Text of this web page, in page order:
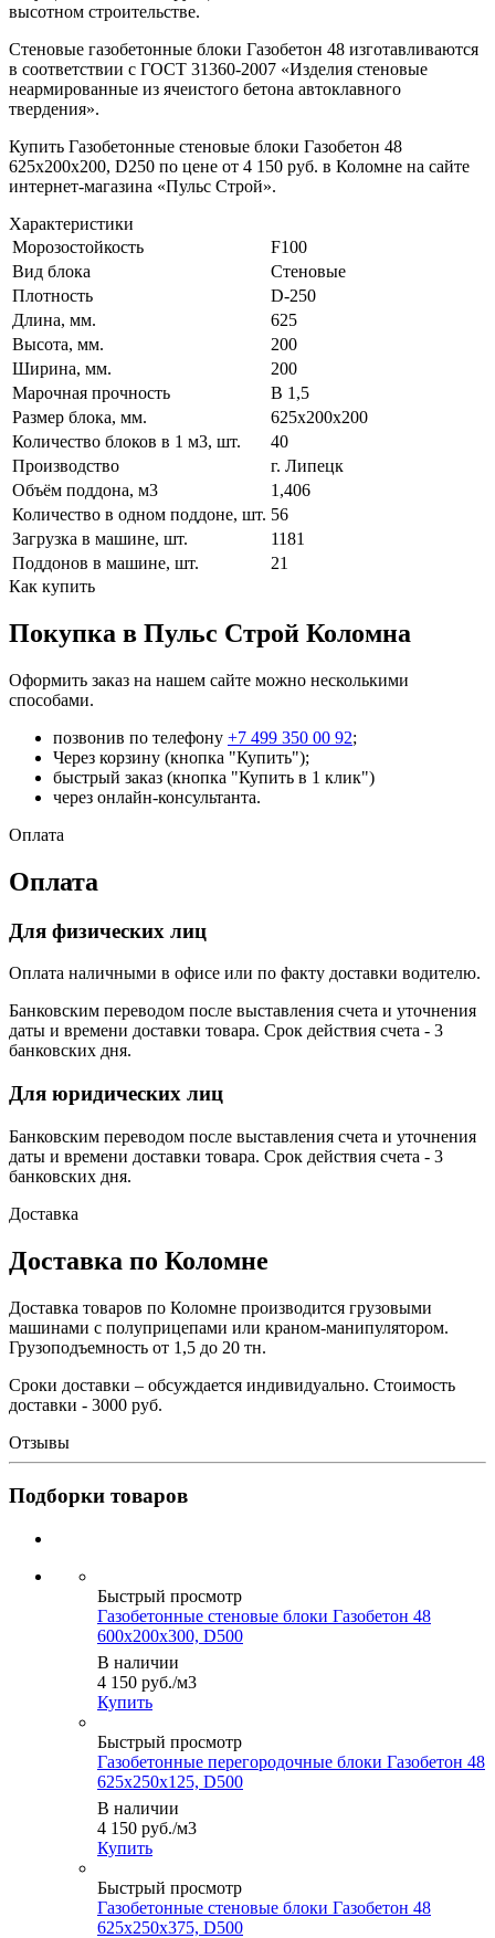
высотном строительстве.
Стеновые газобетонные блоки Газобетон 48 изготавливаются
в соответствии с ГОСТ 31360-2007 «Изделия стеновые
неармированные из ячеистого бетона автоклавного
твердения».
Купить Газобетонные стеновые блоки Газобетон 48
625x200x200, D250 по цене от 4 150 руб. в Коломне на сайте
интернет-магазина «Пульс Строй».
Характеристики
Морозостойкость
F100
Вид блока
Стеновые
Плотность
D-250
Длина, мм.
625
Высота, мм.
200
Ширина, мм.
200
Марочная прочность
В 1,5
Размер блока, мм.
625x200x200
Количество блоков в 1 м3, шт.
40
Производство
г. Липецк
Объём поддона, м3
1,406
Количество в одном поддоне, шт. 56
Загрузка в машине, шт.
1181
Поддонов в машине, шт.
21
Как купить
Покупка в Пульс Строй Коломна
Оформить заказ на нашем сайте можно несколькими
способами.
позвонив по телефону +7 499 350 00 92;
Через корзину (кнопка "Купить");
быстрый заказ (кнопка "Купить в 1 клик")
через онлайн-консультанта.
Оплата
Оплата
Для физических лиц
Оплата наличными в офисе или по факту доставки водителю.
Банковским переводом после выставления счета и уточнения
даты и времени доставки товара. Срок действия счета - 3
банковских дня.
Для юридических лиц
Банковским переводом после выставления счета и уточнения
даты и времени доставки товара. Срок действия счета - 3
банковских дня.
Доставка
Доставка по Коломне
Доставка товаров по Коломне производится грузовыми
машинами с полуприцепами или краном-манипулятором.
Грузоподъемность от 1,5 до 20 тн.
Сроки доставки – обсуждается индивидуально. Стоимость
доставки - 3000 руб.
Отзывы
Подборки товаров
Быстрый просмотр
Газобетонные стеновые блоки Газобетон 48
600x200x300, D500
В наличии
4 150 руб./м3
Купить
Быстрый просмотр
Газобетонные перегородочные блоки Газобетон 48
625x250x125, D500
В наличии
4 150 руб./м3
Купить
Быстрый просмотр
Газобетонные стеновые блоки Газобетон 48
625x250x375, D500